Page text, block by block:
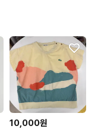
10,000원